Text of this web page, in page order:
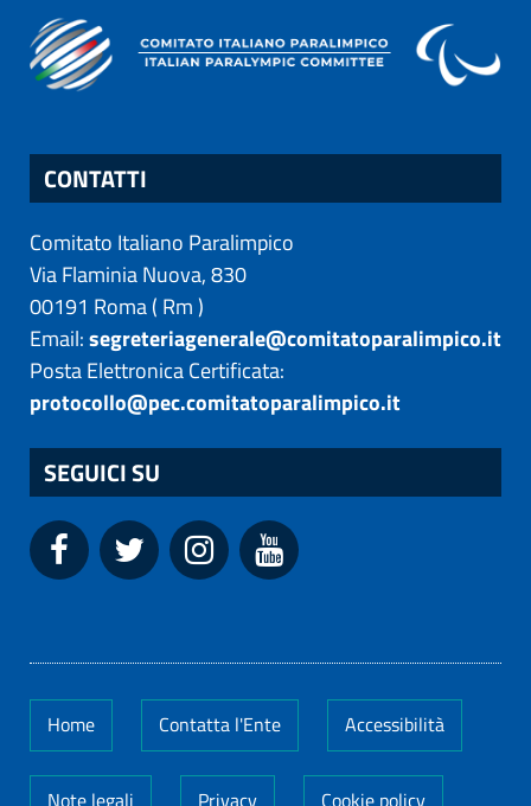
CONTATTI
Comitato Italiano Paralimpico
Via Flaminia Nuova, 830
00191 Roma( Rm)
Email:segreteriagenerale@comitatoparalimpico.it
Posta Elettronica Certificata:
protocollo@pec.comitatoparalimpico.it
SEGUICI SU
Home Contatta l'Ente Accessibilità
Note legali Privacy Cookie policy